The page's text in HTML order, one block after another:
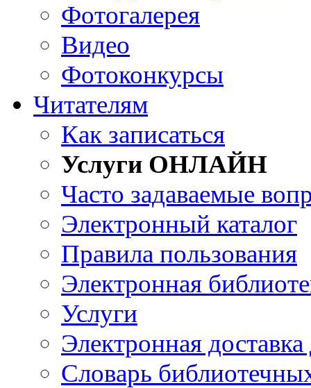
Фотогалерея
Видео
Фотоконкурсы
Читателям
Как записаться
Услуги ОНЛАЙН
Часто задаваемые
Электронный каталог
Правила пользования
Электронная
Услуги
Электронная
Словарь